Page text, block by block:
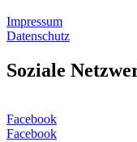
Impressum
Datenschutz
Soziale
Facebook
Facebook